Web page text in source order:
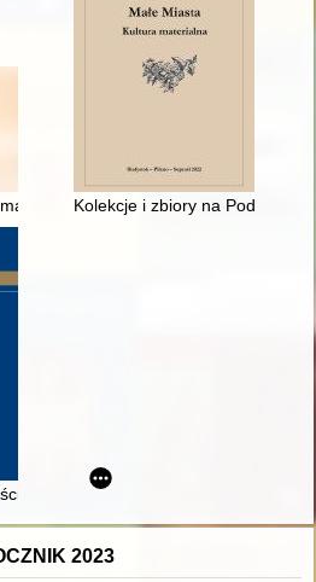
muzycznych Richarda Wagnera
Kolekcje i zbiory na Podlasiu :
: jak w muzeum opowiedzieć o tu i
2023